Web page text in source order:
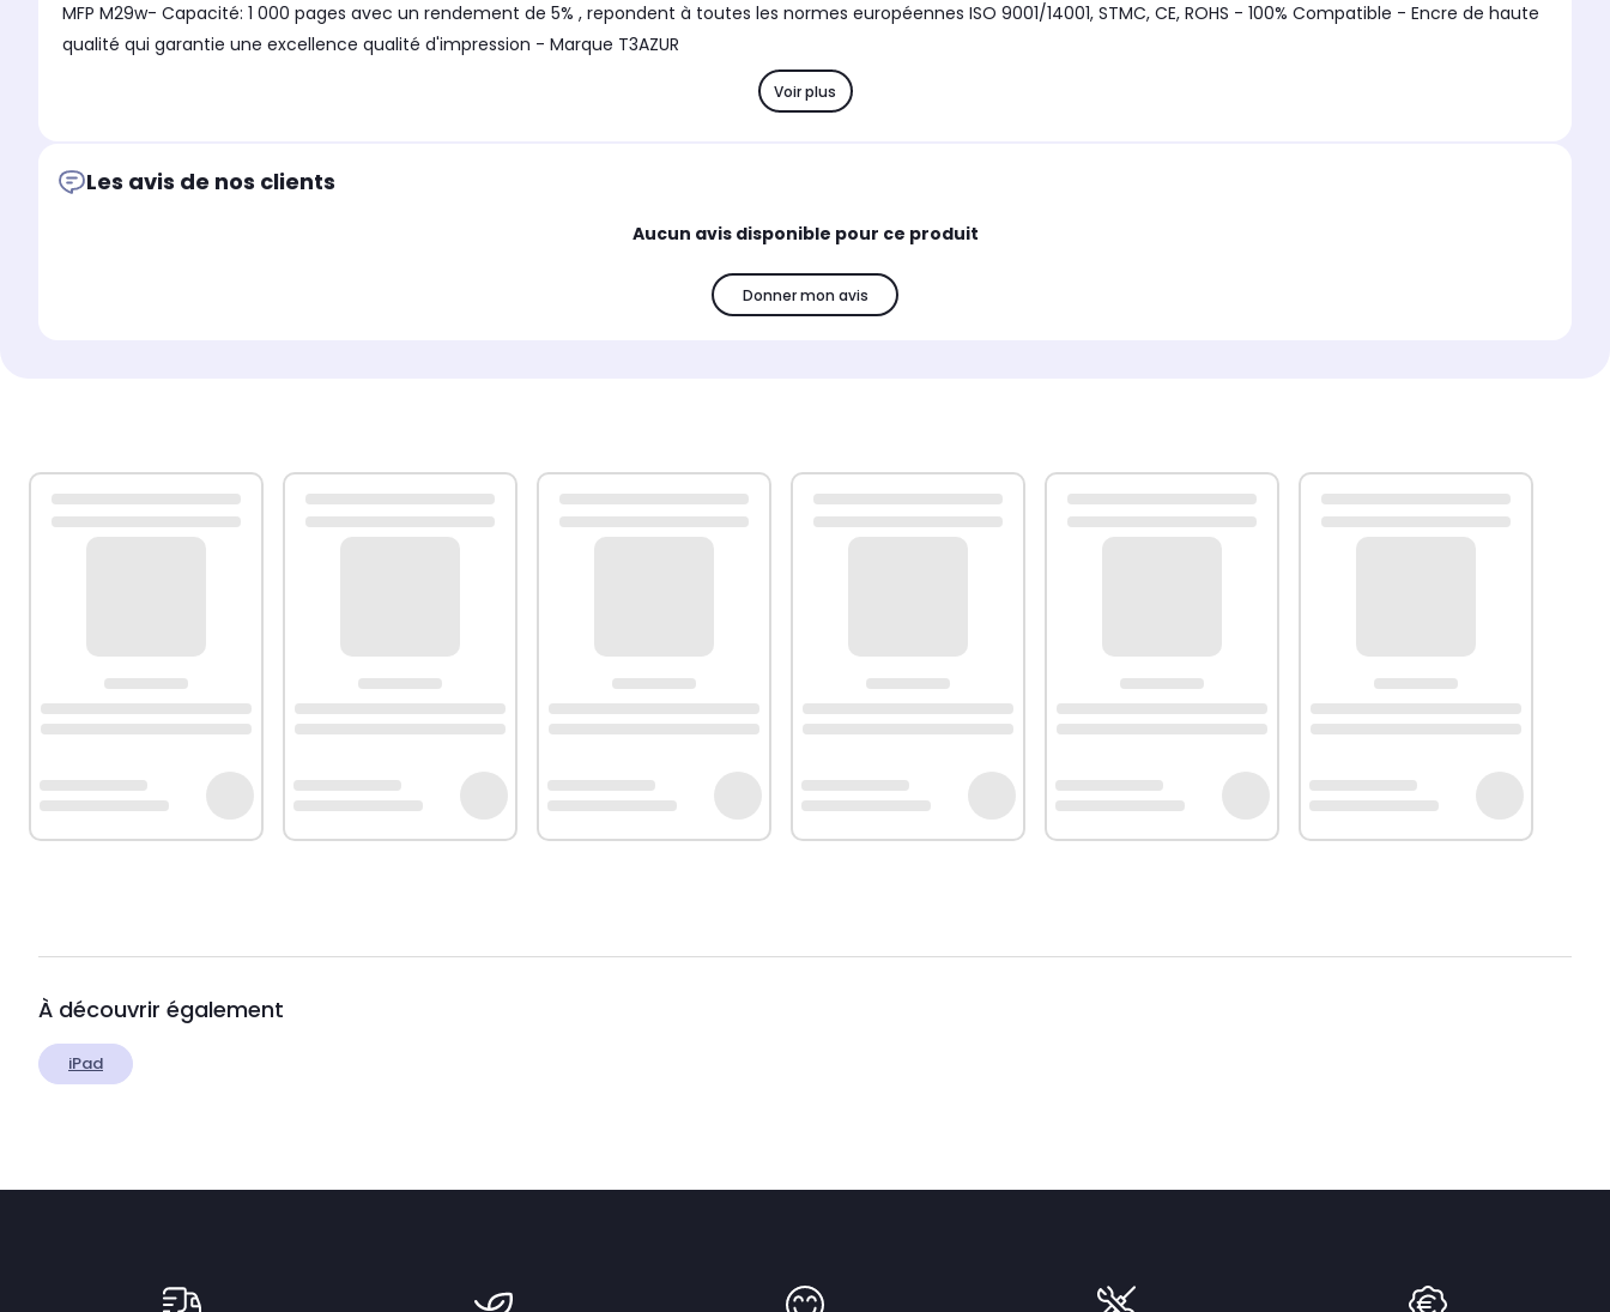
MFP M29w- Capacité: 1 000 pages avec un rendement de 5% , repondent à toutes les normes européennes ISO 9001/14001, STMC, CE, ROHS - 100% Compatible - Encre de haute
qualité qui garantie une excellence qualité d'impression - Marque T3AZUR
Voir plus
Les avis de nos clients
Aucun avis disponible pour ce produit
Donner mon avis
À découvrir également
iPad